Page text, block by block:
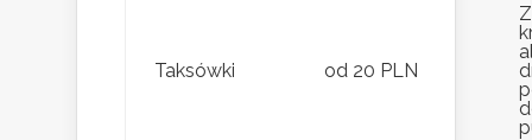
Taksówki od 20 PLN